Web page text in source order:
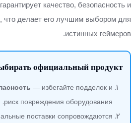
гарантирует качество, безопасность и
что делает его лучшим выбором для
истинных геймеров.
официальный продукт?
— избегайте подделок и
риск повреждения оборудования.
поставки сопровождаются